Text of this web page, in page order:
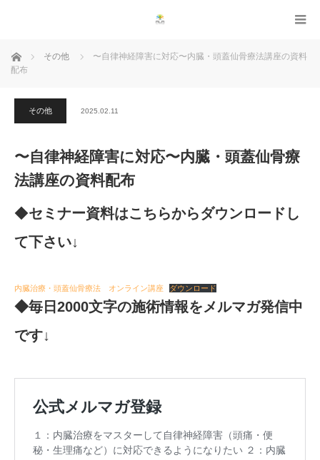
ホーム その他
〜自律神経障害に対応〜内臓・頭蓋仙骨療法講座の資料
配布
その他 2025.02.11
〜自律神経障害に対応〜内臓・頭蓋仙骨療
法講座の資料配布
◆セミナー資料はこちらからダウンロードし
て下さい↓
内臓治療・頭蓋仙骨療法 オンライン講座 ダウンロード
◆毎日2000文字の施術情報をメルマガ発信中
です↓